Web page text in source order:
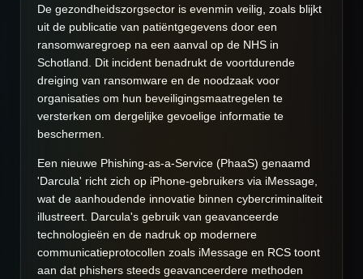
De gezondheidszorgsector is evenmin veilig, zoals blijkt
uit de publicatie van patiëntgegevens door een
ransomwaregroep na een aanval op de NHS in
Schotland. Dit incident benadrukt de voortdurende
dreiging van ransomware en de noodzaak voor
organisaties om hun beveiligingsmaatregelen te
versterken om dergelijke gevoelige informatie te
beschermen.
Een nieuwe Phishing-as-a-Service (PhaaS) genaamd
'Darcula' richt zich op iPhone-gebruikers via iMessage,
wat de aanhoudende innovatie binnen cybercriminaliteit
illustreert. Darcula's gebruik van geavanceerde
technologieën en de nadruk op modernere
communicatieprotocollen zoals iMessage en RCS toont
aan dat phishers steeds geavanceerdere methoden